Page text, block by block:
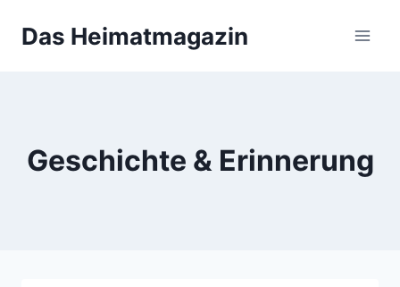
InhaltDas Heimatmagazin
Geschichte & Erinnerung